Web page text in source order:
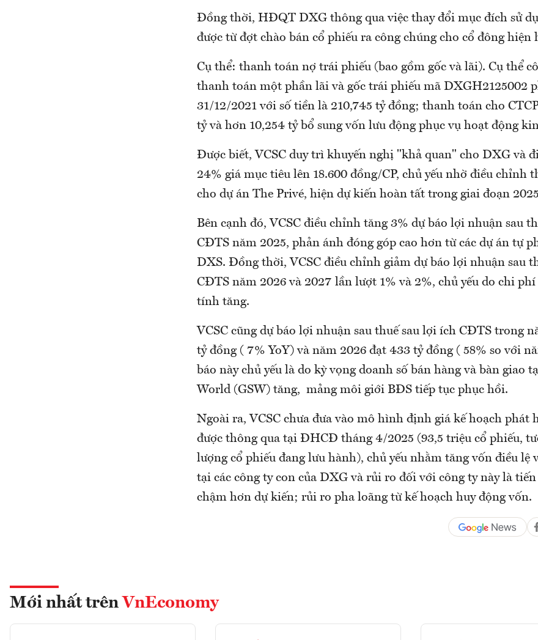
Đồng thời, HĐQT DXG thông qua việc thay đổi mục đích sử
được từ đợt chào bán cổ phiếu ra công chúng cho cổ đông hiện
Cụ thể: thanh toán nợ trái phiếu (bao gồm gốc và lãi). Cụ thể
thanh toán một phần lãi và gốc trái phiếu mã DXGH2125002
31/12/2021 với số tiền là 210,745 tỷ đồng; thanh toán cho
tỷ và hơn 10,254 tỷ bổ sung vốn lưu động phục vụ hoạt động
Được biết, VCSC duy trì khuyến nghị "khả quan" cho DXG và
24% giá mục tiêu lên 18.600 đồng/CP, chủ yếu nhờ điều chỉnh
cho dự án The Privé, hiện dự kiến hoàn tất trong giai đoạn
Bên cạnh đó, VCSC điều chỉnh tăng 3% dự báo lợi nhuận sau
CĐTS năm 2025, phản ánh đóng góp cao hơn từ các dự án tự
DXS. Đồng thời, VCSC điều chỉnh giảm dự báo lợi nhuận sau
CĐTS năm 2026 và 2027 lần lượt 1% và 2%, chủ yếu do chi
tính tăng.
VCSC cũng dự báo lợi nhuận sau thuế sau lợi ích CĐTS trong
tỷ đồng ( 7% YoY) và năm 2026 đạt 433 tỷ đồng ( 58% so với
báo này chủ yếu là do kỳ vọng doanh số bán hàng và bàn giao
World (GSW) tăng, mảng môi giới BĐS tiếp tục phục hồi.
Ngoài ra, VCSC chưa đưa vào mô hình định giá kế hoạch phát
được thông qua tại ĐHCĐ tháng 4/2025 (93,5 triệu cổ phiếu,
lượng cổ phiếu đang lưu hành), chủ yếu nhằm tăng vốn điều lệ
tại các công ty con của DXG và rủi ro đối với công ty này là
chậm hơn dự kiến; rủi ro pha loãng từ kế hoạch huy động vốn.
Mới nhất trên VnEconomy